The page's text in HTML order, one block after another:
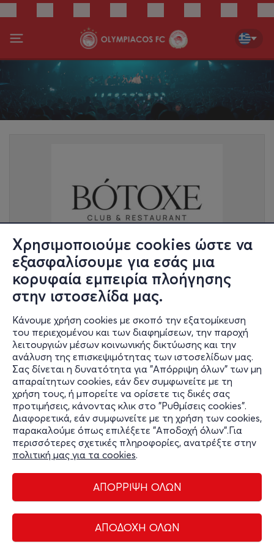
Χρησιμοποιούμε cookies ώστε να
εξασφαλίσουμε για εσάς μια
κορυφαία εμπειρία πλοήγησης
στην ιστοσελίδα μας.
Κάνουμε χρήση cookies με σκοπό την εξατομίκευση
του περιεχομένου και των διαφημίσεων, την παροχή
λειτουργιών μέσων κοινωνικής δικτύωσης και την
ανάλυση της επισκεψιμότητας των ιστοσελίδων μας.
Σας δίνεται η δυνατότητα για "Απόρριψη όλων" των μη
απαραίτητων cookies, εάν δεν συμφωνείτε με τη
χρήση τους, ή μπορείτε να ορίσετε τις δικές σας
προτιμήσεις, κάνοντας κλικ στο "Ρυθμίσεις cookies".
Διαφορετικά, εάν συμφωνείτε με τη χρήση των cookies,
παρακαλούμε όπως επιλέξετε "Αποδοχή όλων".Για
περισσότερες σχετικές πληροφορίες, ανατρέξτε στην
πολιτική μας για τα cookies.
ΑΠΟΡΡΙΨΗ ΟΛΩΝ
ΑΠΟΔΟΧΗ ΟΛΩΝ
Πέτρου Ράλλη 38 Αιγάλεω 12241, Αιγάλεω Χάρτης
Ο ΧΩΡΟΣ
Botoxe Club Athens
THE HEARTBEAT OF ATHENS AFTER DARK
Διαχείριση cookies
Όροι Χρήσης